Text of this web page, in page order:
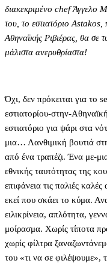
διακεκριμένο chef Άγγελο
του, το εστιατόριο
Αθηναϊκής Ριβιέρας, θα σε
μάλιστα ανερυθρίαστα!
Όχι, δεν πρόκειται για το
εστιατορίου-στην-
εστιατόριο για ψάρι στα
μια… Λανθιμική βουτιά
από ένα τραπέζι. Ένα με-
εθνικής ταυτότητας της
επιφάνεια τις παλιές
εκεί που σκάει το κύμα.
ειλικρίνεια, απλότητα,
μοίρασμα. Χωρίς τίποτα
χωρίς φίλτρα
του «τι να σε φιλέψουμε»,